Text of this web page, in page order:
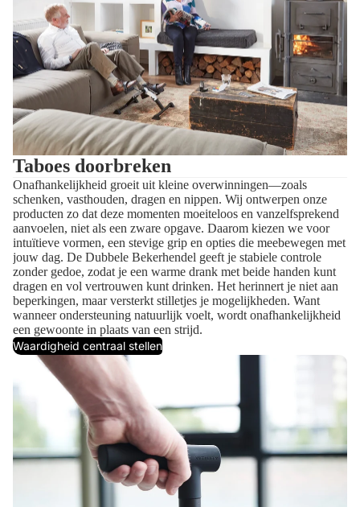
Taboes doorbreken
Onafhankelijkheid groeit uit kleine overwinningen—zoals
schenken, vasthouden, dragen en nippen. Wij ontwerpen onze
producten zo dat deze momenten moeiteloos en vanzelfsprekend
aanvoelen, niet als een zware opgave. Daarom kiezen we voor
intuïtieve vormen, een stevige grip en opties die meebewegen met
jouw dag. De Dubbele Bekerhendel geeft je stabiele controle
zonder gedoe, zodat je een warme drank met beide handen kunt
dragen en vol vertrouwen kunt drinken. Het herinnert je niet aan
beperkingen, maar versterkt stilletjes je mogelijkheden. Want
wanneer ondersteuning natuurlijk voelt, wordt onafhankelijkheid
een gewoonte in plaats van een strijd.
Waardigheid centraal stellen